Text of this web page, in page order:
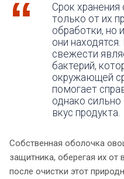
Срок
только от их
обработки, но
они
свежести
бактерий,
окружающей
помогает
однако сильно
вкус продукта.
Собственная оболочка
защитника, оберегая их от
после очистки этот